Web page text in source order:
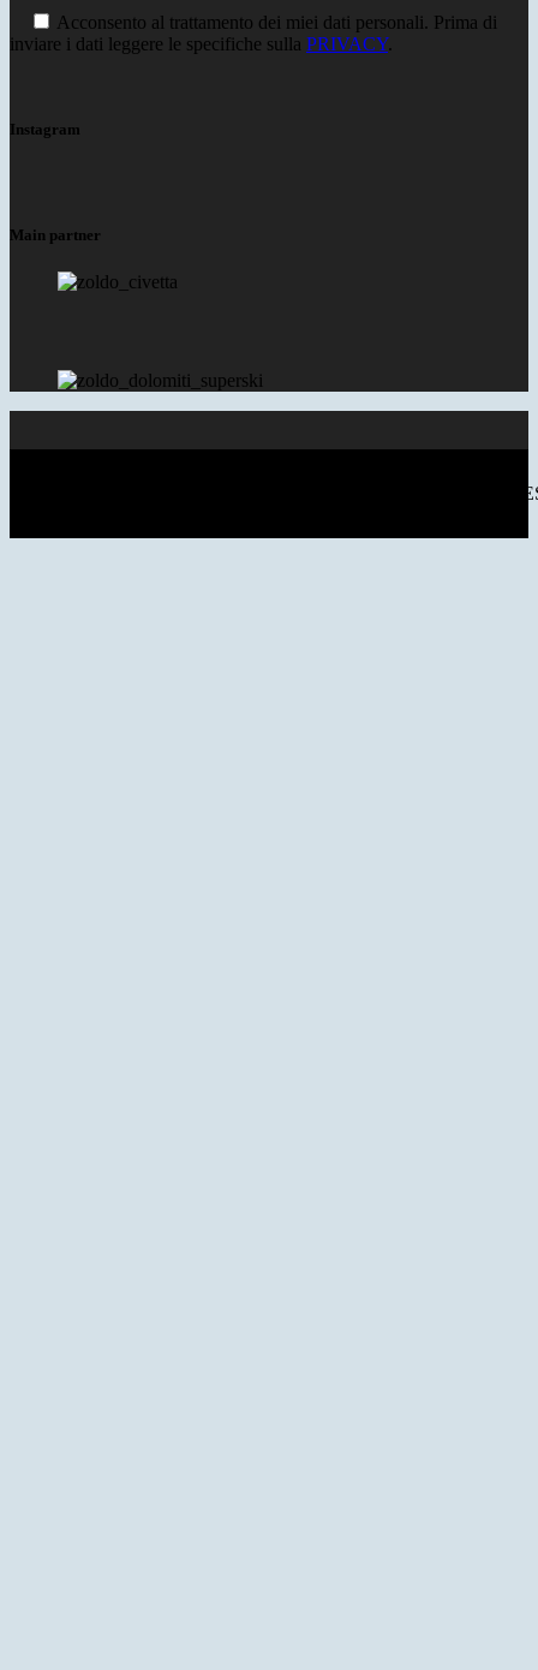
Acconsento al trattamento dei miei dati personali. Prima di
inviare i dati leggere le specifiche sulla PRIVACY.
Instagram
Main partner
© 2018 VAL DI ZOLDO